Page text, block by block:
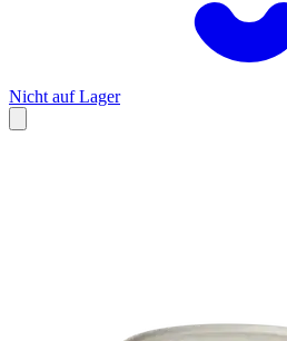
Nicht auf Lager